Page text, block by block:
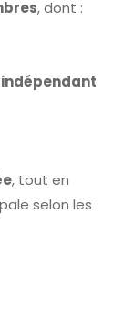
, dont :
, tout en
selon les